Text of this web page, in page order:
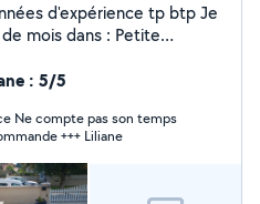
d'expérience tp btp Je
mois dans : Petite
nettoyage monument
(wc, évier)tout les
ne pas hésiter à me
: 5/5
Ne compte pas son temps
+++ Liliane